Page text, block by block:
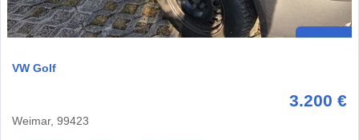
VW Golf
3.200 €
Weimar, 99423